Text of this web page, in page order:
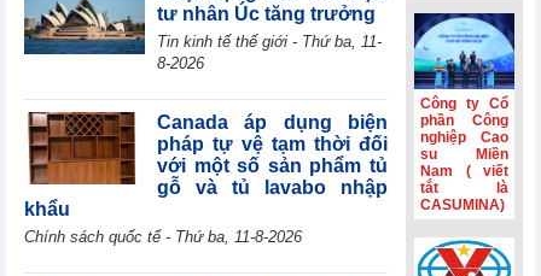
kinh doanh ngoài
xăng dầu
cho các nền kinh
tế mới nổi
Hành trình gắn
kết và nét đẹp
văn hóa Phân lân
Không còn lãi
tư nhân Úc tăng trưởng
Tin kinh tế thế giới - Thứ ba, 11-
8-2026
Canada áp dụng biện
pháp tự vệ tạm thời đối
với một số sản phẩm tủ
gỗ và tủ lavabo nhập
khẩu
Chính sách quốc tế - Thứ ba, 11-8-2026
Công ty Cổ
phần Công
nghiệp Cao
su Miền
Nam ( viết
tắt là
CASUMINA)